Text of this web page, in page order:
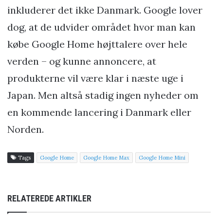
inkluderer det ikke Danmark. Google lover
dog, at de udvider området hvor man kan
købe Google Home højttalere over hele
verden – og kunne annoncere, at
produkterne vil være klar i næste uge i
Japan. Men altså stadig ingen nyheder om
en kommende lancering i Danmark eller
Norden.
Tags Google Home Google Home Max Google Home Mini
RELATEREDE ARTIKLER